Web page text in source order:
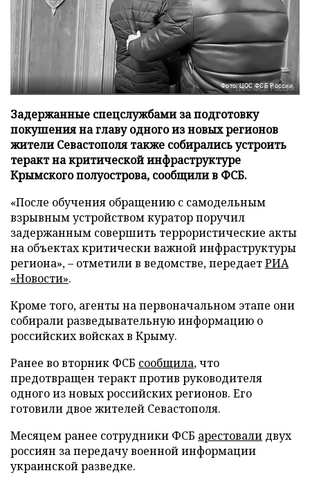
Фото: ЦОС ФСБ России
Задержанные спецслужбами за подготовку
покушения на главу одного из новых регионов
жители Севастополя также собирались устроить
теракт на критической инфраструктуре
Крымского полуострова, сообщили в ФСБ.
«После обучения обращению с самодельным
взрывным устройством куратор поручил
задержанным совершить террористические акты
на объектах критически важной инфраструктуры
региона», – отметили в ведомстве, передаетРИА
«Новости».
Кроме того, агенты на первоначальном этапе они
собирали разведывательную информацию о
российских войсках в Крыму.
Ранее во вторник ФСБ сообщила, что
предотвращен теракт против руководителя
одного из новых российских регионов. Его
готовили двое жителей Севастополя.
Месяцем ранее сотрудники ФСБ арестовали двух
россиян за передачу военной информации
украинской разведке.